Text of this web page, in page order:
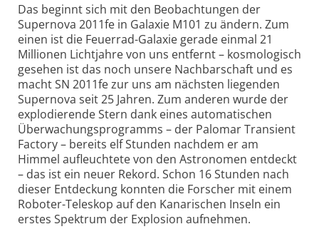
Das beginnt sich mit den Beobachtungen der
Supernova 2011fe in Galaxie M101 zu ändern. Zum
einen ist die Feuerrad-Galaxie gerade einmal 21
Millionen Lichtjahre von uns entfernt – kosmologisch
gesehen ist das noch unsere Nachbarschaft und es
macht SN 2011fe zur uns am nächsten liegenden
Supernova seit 25 Jahren. Zum anderen wurde der
explodierende Stern dank eines automatischen
Überwachungsprogramms – der Palomar Transient
Factory – bereits elf Stunden nachdem er am
Himmel aufleuchtete von den Astronomen entdeckt
– das ist ein neuer Rekord. Schon 16 Stunden nach
dieser Entdeckung konnten die Forscher mit einem
Roboter-Teleskop auf den Kanarischen Inseln ein
erstes Spektrum der Explosion aufnehmen.